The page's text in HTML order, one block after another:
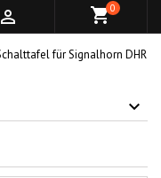
 0
für Signalhorn DHR